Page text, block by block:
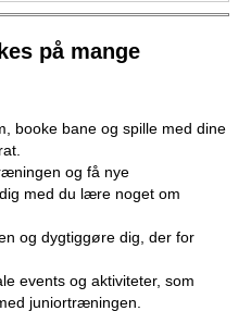
på mange
booke bane og spille med dine
og få nye
med du lære noget om
og dygtiggøre dig, der for
events og aktiviteter, som
juniortræningen.